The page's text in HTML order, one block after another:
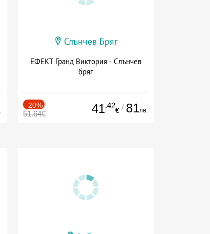
Слънчев Бряг
ЕФЕКТ Гранд Виктория - Слънчев
бряг
-20%
51.64€ 41.42
€ / 81лв.